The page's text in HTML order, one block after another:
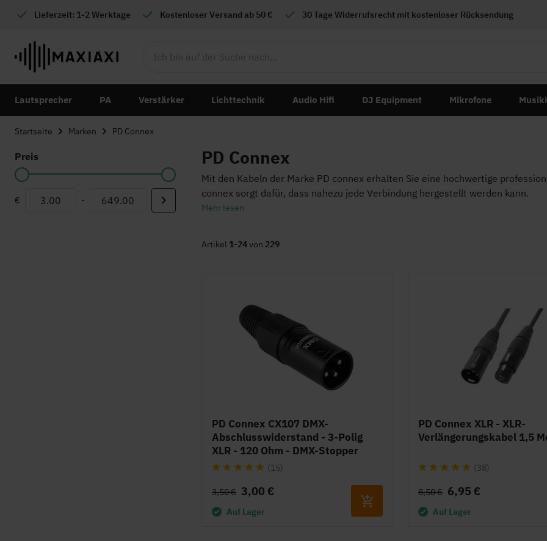
Lieferzeit: 1-2 Werktage Kostenloser Versand ab 50 € 30 Tage Widerrufsrecht mit kostenloser Rücksendung
Lautsprecher PA Verstärker Lichttechnik Audio Hifi DJ Equipment Mikrofone
Startseite Marken PD Connex
PD Connex
Mit den Kabeln der Marke PD connex erhalten Sie eine hochwertige
connex sorgt dafür, dass nahezu jede Verbindung hergestellt werden kann.
Mehr lesen
Artikel 1-24von 229
PD Connex CX107 DMX-
Abschlusswiderstand - 3-Polig
XLR - 120 Ohm - DMX-Stopper
Bewertung:
(15)
3,00 €
3,50 €
Auf Lager
PD Connex XLR - XLR-
Verlängerungskabel 1,5
Bewertung:
(38)
6,95 €
8,50 €
Auf Lager
Preis
€ -